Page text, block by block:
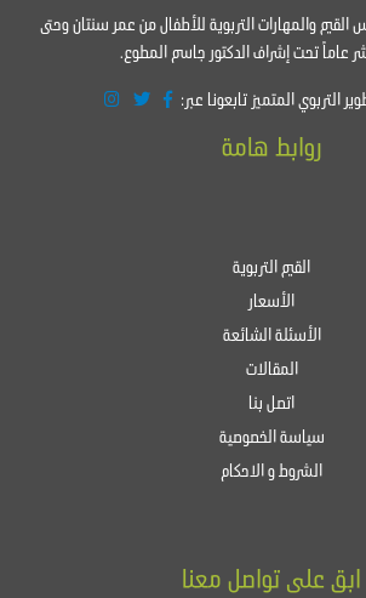
القيم والمهارات التربوية للأطفال من عمر سنتان وحتى
عاماً تحت إشراف الدكتور جاسم المطوع.
التربوي المتميز تابعونا عبر:
روابط هامة
القيم التربوية
الأسعار
الأسئلة الشائعة
المقالات
اتصل بنا
سياسة الخصوصية
الشروط و الاحكام
ابق على تواصل معنا